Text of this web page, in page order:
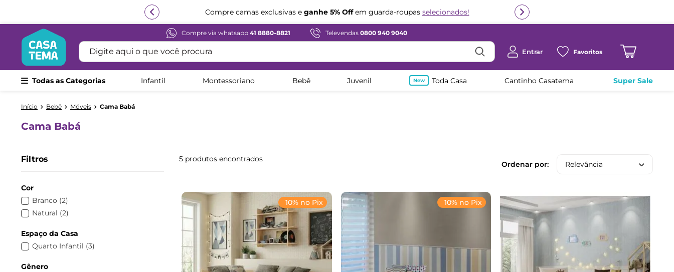
Compre camas exclusivas e ganhe 5% Offem guarda-roupas selecionados!
Compre via whatsapp 41 8880-8821 Televendas 0800 940 9040
Digite aqui o que você procura
Entrar Favoritos
Todas as Categorias Infantil Montessoriano Bebê Juvenil Toda Casa Cantinho Casatema Super Sale
Bebê Móveis Cama Babá
Cama Babá
Filtros
Cor
Branco (2)
Natural (2)
Espaço da Casa
Quarto Infantil (3)
Gênero
5 produtos
Relevância
10% no Pix 10% no Pix
Termos mais buscados
beliche
guarda roupa
bicama
treliche
petit
berço